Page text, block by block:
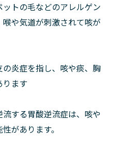
トの毛などのアレルゲン
や気道が刺激されて咳が
炎症を指し、咳や痰、胸
ります
流する胃酸逆流症は、咳や
があります。